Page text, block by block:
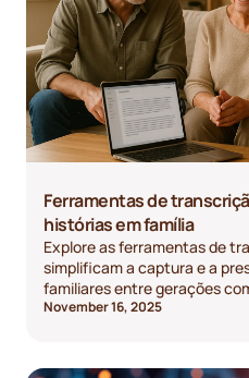
Ferramentas de
histórias em família
Explore as ferramentas de
simplificam a captura e a
familiares entre gerações
November 16, 2025